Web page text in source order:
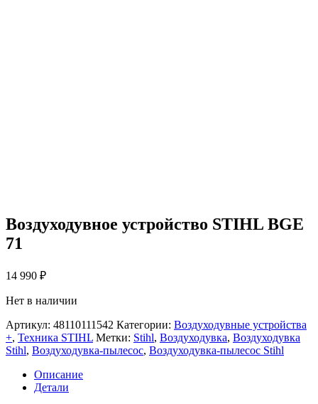
Воздуходувное устройство STIHL BGE
71
14 990 ₽
Нет в наличии
Артикул: 48110111542 Категории: Воздуходувные устройства
+, Техника STIHL Метки: Stihl, Воздуходувка, Воздуходувка
Stihl, Воздуходувка-пылесос, Воздуходувка-пылесос Stihl
Описание
Детали